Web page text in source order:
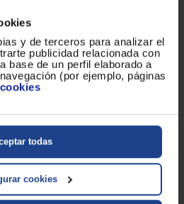
y de terceros para analizar el
publicidad relacionada con
base de un perfil elaborado a
(por ejemplo, páginas
todas
cookies
216
16 hilos
3.5 GHz